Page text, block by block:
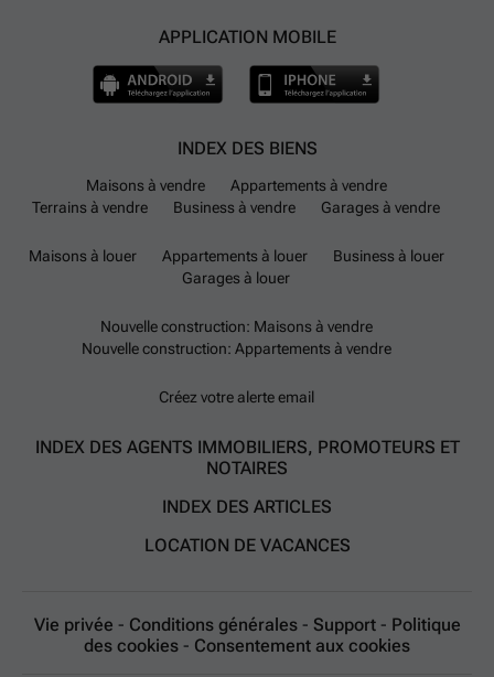
APPLICATION MOBILE
INDEX DES BIENS
Maisons à vendre
Appartements à vendre
Terrains à vendre
Business à vendre Garages à vendre
Maisons à louer Appartements à louer
Business à louer
Garages à louer
Nouvelle construction: Maisons à vendre
Nouvelle construction: Appartements à vendre
Créez votre alerte email
INDEX DES AGENTS IMMOBILIERS, PROMOTEURS ET
NOTAIRES
INDEX DES ARTICLES
LOCATION DE VACANCES
Vie privée - Conditions générales - Support - Politique
des cookies - Consentement aux cookies